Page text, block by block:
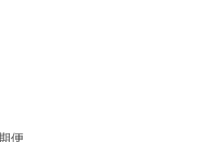
便